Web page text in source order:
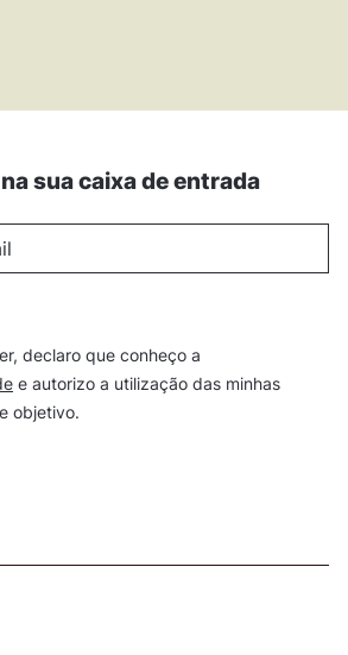
sua caixa de entrada
declaro que conheço a
e autorizo a utilização das minhas
objetivo.